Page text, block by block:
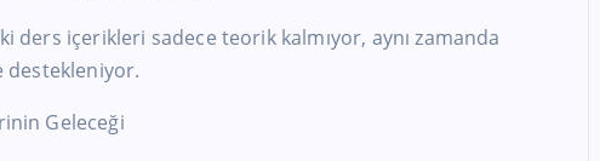
ders içerikleri sadece teorik kalmıyor, aynı zamanda
destekleniyor.
Geleceği